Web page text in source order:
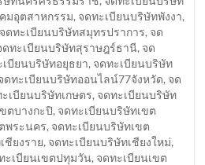
มอุตสาหกรรม, จดทะเบียนบริษัทพังงา,
จดทะเบียนบริษัทสมุทรปราการ, จด
ดทะเบียนบริษัทสุราษฎร์ธานี, จด
เบียนบริษัทอยุธยา, จดทะเบียนบริษัท
ดทะเบียนบริษัทออนไลน์77จังหวัด, จด
เบียนบริษัทเกษตร, จดทะเบียนบริษัท
ตบางกะปิ, จดทะเบียนบริษัทเขต
พระนคร, จดทะเบียนบริษัทเขต
ชียงราย, จดทะเบียนบริษัทเชียงใหม่,
ะเบียนเขตปทุมวัน, จดทะเบียนเขต